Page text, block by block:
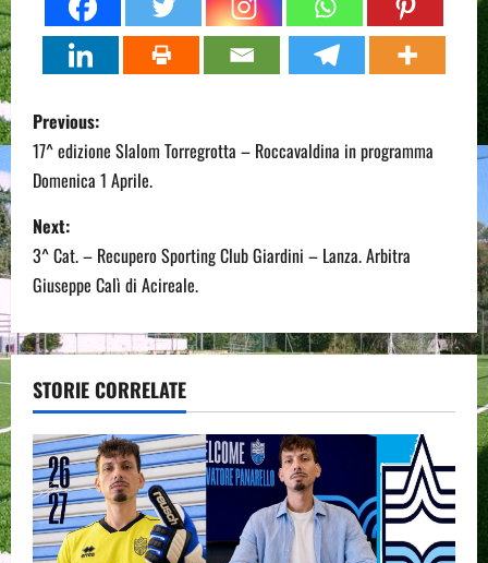
P
o
s
t
n
a
v
i
g
a
Previous:
17^ edizione Slalom Torregrotta – Roccavaldina in programma
Domenica 1 Aprile.
Next:
3^ Cat. – Recupero Sporting Club Giardini – Lanza. Arbitra
Giuseppe Calì di Acireale.
STORIE CORRELATE